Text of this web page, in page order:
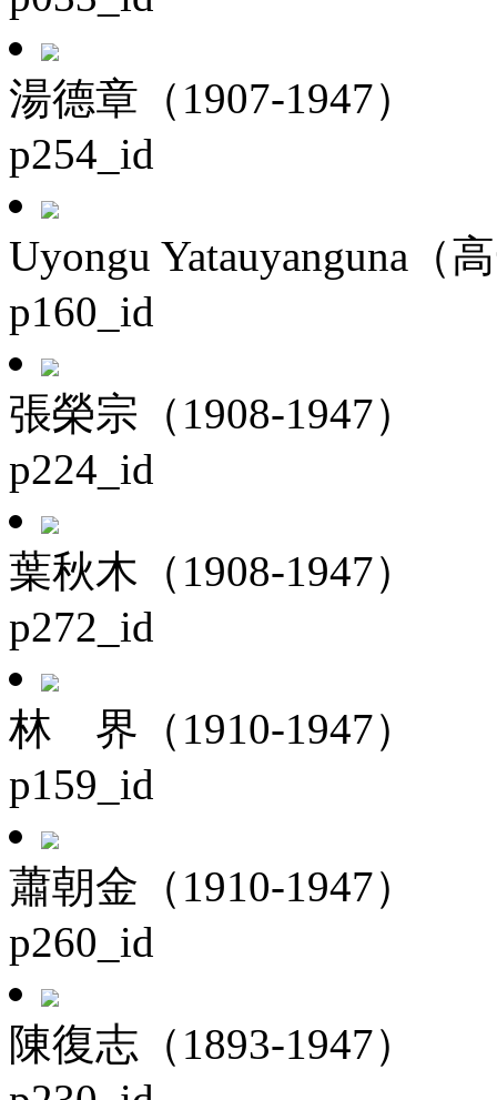
湯德章（1907-1947）
p254_id
Uyongu Yatauyanguna（
p160_id
張榮宗（1908-1947）
p224_id
葉秋木（1908-1947）
p272_id
林 界（1910-1947）
p159_id
蕭朝金（1910-1947）
p260_id
陳復志（1893-1947）